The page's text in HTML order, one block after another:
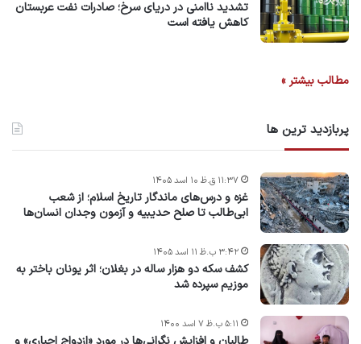
تشدید ناامنی در دریای سرخ؛ صادرات نفت عربستان
کاهش یافته است
مطالب بیشتر »
پربازدید ترین ها
غزه و درس‌های ماندگار تاریخ اسلام؛ از شعب
ابی‌طالب تا صلح حدیبیه و آزمون وجدان انسان‌ها
۱۱:۳۷ ق.ظ ۱۰ اسد ۱۴۰۵
کشف سکه دو هزار ساله در بغلان؛ اثر یونان باختر به
موزیم سپرده شد
۳:۴۲ ب.ظ ۱۱ اسد ۱۴۰۵
۵:۱۱ ب.ظ ۷ اسد ۱۴۰۰